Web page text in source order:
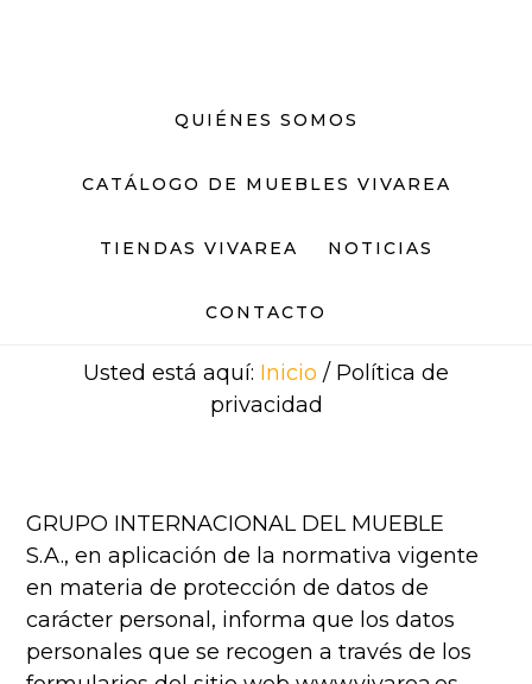
QUIÉNES SOMOS
CATÁLOGO DE MUEBLES VIVAREA
TIENDAS VIVAREA NOTICIAS
CONTACTO
Usted está aquí: Inicio / Política de
privacidad
GRUPO INTERNACIONAL DEL MUEBLE
S.A., en aplicación de la normativa vigente
en materia de protección de datos de
carácter personal, informa que los datos
personales que se recogen a través de los